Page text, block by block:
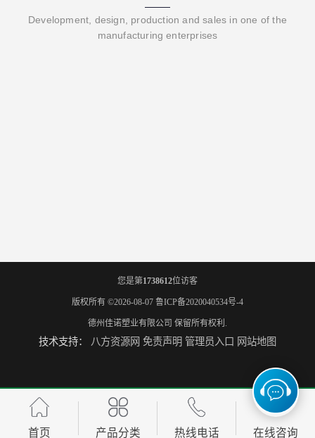
Development, design, production and sales in one of the
manufacturing enterprises
您是第1738612位访客
版权所有 ©2026-08-07 鲁ICP备2020040534号-4
德州佳诺塑业有限公司 保留所有权利.
技术支持： 八方资源网 免责声明 管理员入口 网站地图
首页 产品分类 热线电话 在线咨询